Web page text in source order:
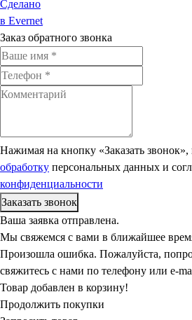
Сделано
в Evernet
Заказ обратного звонка
Нажимая на кнопку «Заказать звонок»,
обработку персональных данных и
конфиденциальности
Ваша заявка отправлена.
Мы свяжемся с вами в ближайшее
Произошла ошибка. Пожалуйста,
свяжитесь с нами по телефону или e-
Товар добавлен в корзину!
Продолжить покупки